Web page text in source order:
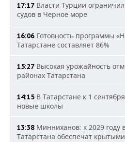
17:17 Власти Турции
судов в Черное море
16:06 Готовность программы
Татарстане составляет 86%
15:27 Высокая урожайность
районах Татарстана
14:15 В Татарстане к 1
новые школы
13:38 Минниханов: к 2029 году
Татарстана обеспечат